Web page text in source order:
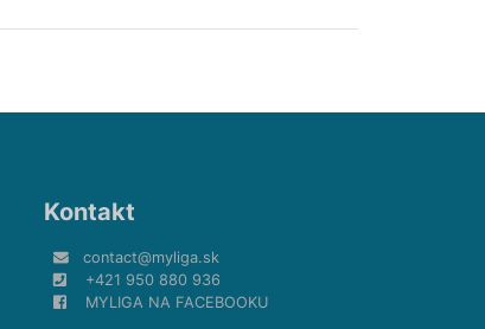
Kontakt
contact@myliga.sk
+421 950 880 936
MYLIGA NA FACEBOOKU